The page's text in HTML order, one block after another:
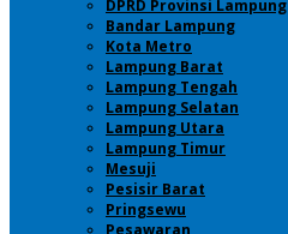
DPRD Provinsi Lampung
Bandar Lampung
Kota Metro
Lampung Barat
Lampung Tengah
Lampung Selatan
Lampung Utara
Lampung Timur
Mesuji
Pesisir Barat
Pringsewu
Pesawaran